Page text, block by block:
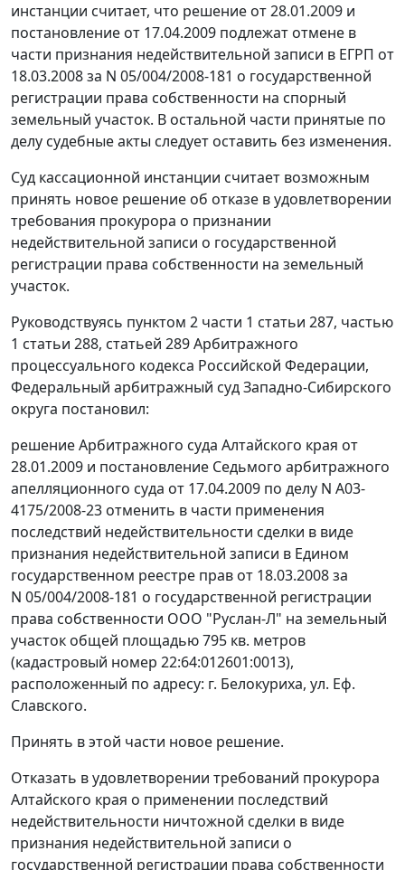
инстанции считает, что решение от 28.01.2009 и
постановление от 17.04.2009 подлежат отмене в
части признания недействительной записи в ЕГРП от
18.03.2008 за N 05/004/2008-181 о государственной
регистрации права собственности на спорный
земельный участок. В остальной части принятые по
делу судебные акты следует оставить без изменения.
Суд кассационной инстанции считает возможным
принять новое решение об отказе в удовлетворении
требования прокурора о признании
недействительной записи о государственной
регистрации права собственности на земельный
участок.
Руководствуясь пунктом 2 части 1 статьи 287, частью
1 статьи 288, статьей 289Арбитражного
процессуального кодекса Российской Федерации,
Федеральный арбитражный суд Западно-Сибирского
округа постановил:
решение Арбитражного суда Алтайского края от
28.01.2009 и постановление Седьмого арбитражного
апелляционного суда от 17.04.2009 по делу N А03-
4175/2008-23 отменить в части применения
последствий недействительности сделки в виде
признания недействительной записи в Едином
государственном реестре прав от 18.03.2008 за
N 05/004/2008-181 о государственной регистрации
права собственности ООО "Руслан-Л" на земельный
участок общей площадью 795 кв. метров
(кадастровый номер 22:64:012601:0013),
расположенный по адресу: г. Белокуриха, ул. Еф.
Славского.
Принять в этой части новое решение.
Отказать в удовлетворении требований прокурора
Алтайского края о применении последствий
недействительности ничтожной сделки в виде
признания недействительной записи о
государственной регистрации права собственности